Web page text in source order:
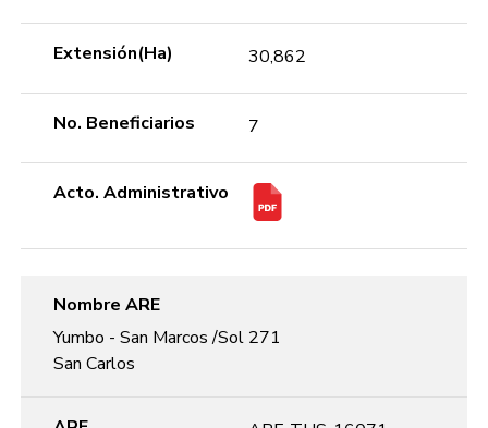
Extensión(Ha) 30,862
No. Beneficiarios 7
Acto. Administrativo
Nombre ARE
Yumbo - San Marcos /Sol 271
San Carlos